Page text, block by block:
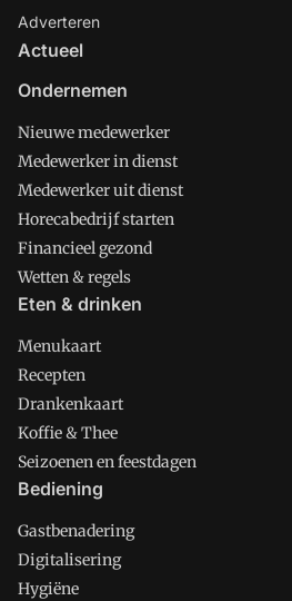
Adverteren
Actueel
Ondernemen
Nieuwe medewerker
Medewerker in dienst
Medewerker uit dienst
Horecabedrijf starten
Financieel gezond
Wetten & regels
Eten & drinken
Menukaart
Recepten
Drankenkaart
Koffie & Thee
Seizoenen en feestdagen
Bediening
Gastbenadering
Digitalisering
Hygiëne